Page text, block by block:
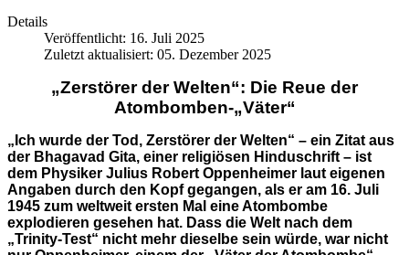
Details
Veröffentlicht: 16. Juli 2025
Zuletzt aktualisiert: 05. Dezember 2025
„Zerstörer der Welten“: Die Reue der
Atombomben-„Väter“
„Ich wurde der Tod, Zerstörer der Welten“ – ein Zitat aus
der Bhagavad Gita, einer religiösen Hinduschrift – ist
dem Physiker Julius Robert Oppenheimer laut eigenen
Angaben durch den Kopf gegangen, als er am 16. Juli
1945 zum weltweit ersten Mal eine Atombombe
explodieren gesehen hat. Dass die Welt nach dem
„Trinity-Test“ nicht mehr dieselbe sein würde, war nicht